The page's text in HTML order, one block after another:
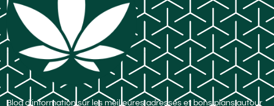
Blog d’information sur les meilleures adresses et bons plans autour